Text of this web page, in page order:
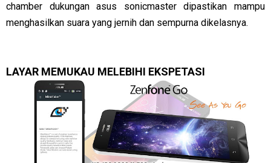
chamber dukungan asus sonicmaster dipastikan mampu
menghasilkan suara yang jernih dan sempurna dikelasnya.
LAYAR MEMUKAU MELEBIHI EKSPETASI